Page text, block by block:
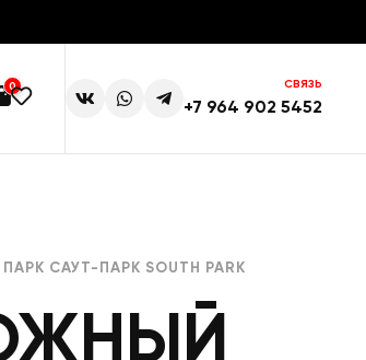
0 СВЯЗЬ
+7 964 902 5452
САУТ-ПАРК SOUTH PARK